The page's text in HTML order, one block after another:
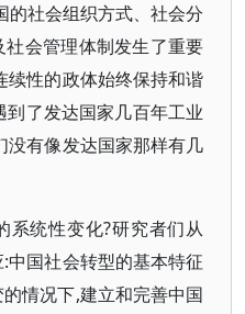
的社会组织方式、社会分
会管理体制发生了重要
续性的政体始终保持和谐
了发达国家几百年工业
没有像发达国家那样有几
系统性变化?研究者们从
国社会转型的基本特征
情况下,建立和完善中国